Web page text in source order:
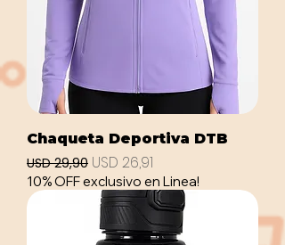
Chaqueta Deportiva DTB
Precio
USD 29,90 Precio de oferta
USD 26,91
10% OFF exclusivo en Linea!